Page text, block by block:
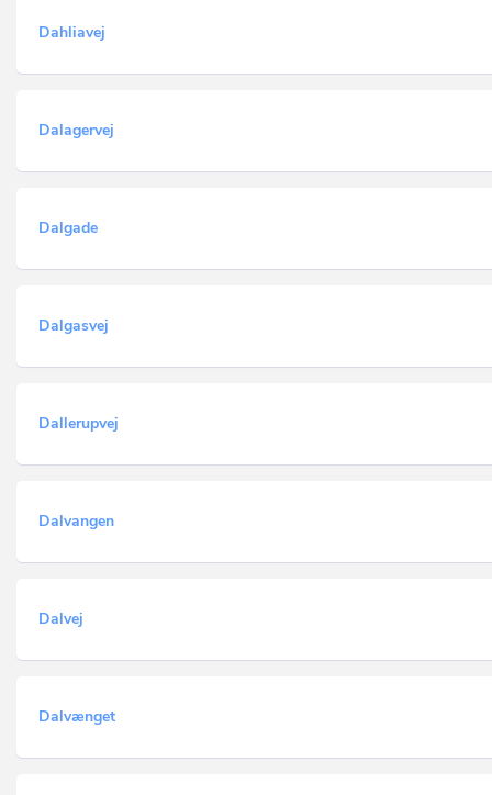
Dahliavej
Dalagervej
Dalgade
Dalgasvej
Dallerupvej
Dalvangen
Dalvej
Dalvænget